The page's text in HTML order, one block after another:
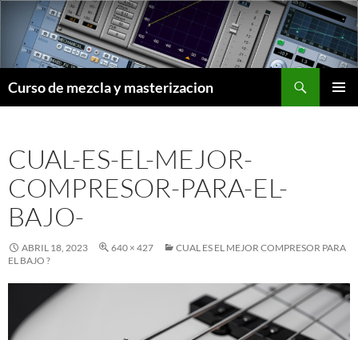
contenido
Curso de mezcla y masterizacion
CUAL-ES-EL-MEJOR-
COMPRESOR-PARA-EL-
BAJO-
ABRIL 18, 2023 640 × 427
CUAL ES EL MEJOR COMPRESOR PARA
EL BAJO ?